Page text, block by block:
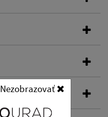
Nezobrazovať